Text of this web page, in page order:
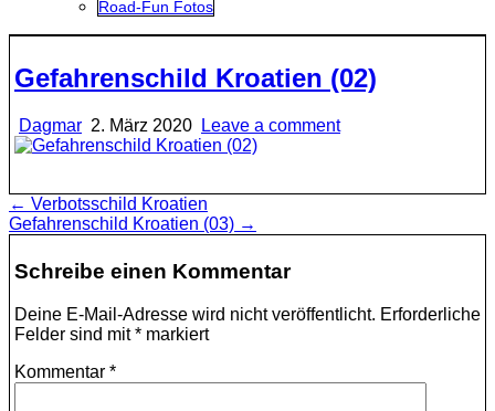
Road-Fun Fotos
Gefahrenschild Kroatien (02)
Dagmar 2. März 2020 Leave a comment
Beitragsnavigation
← Verbotsschild Kroatien
Gefahrenschild Kroatien (03) →
Schreibe einen Kommentar
Deine E-Mail-Adresse wird nicht veröffentlicht. Erforderliche
Felder sind mit* markiert
Kommentar *